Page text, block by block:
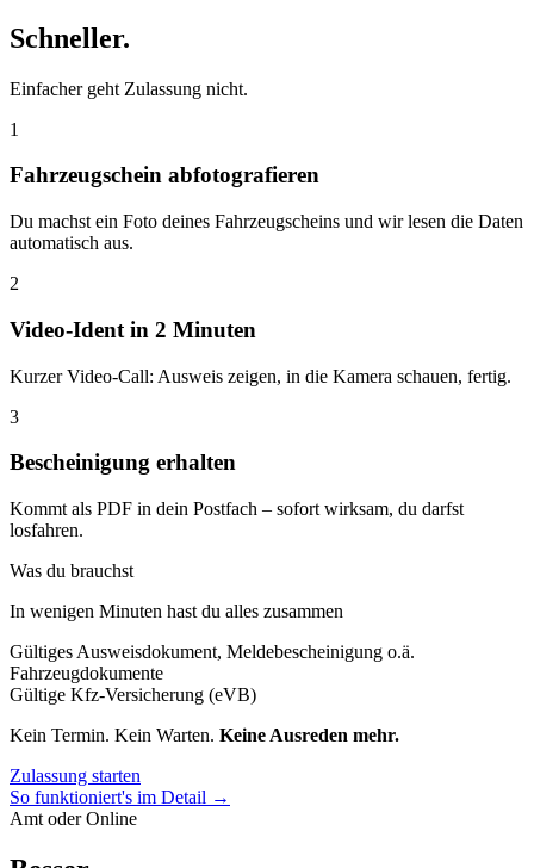
Schneller.
Einfacher geht Zulassung nicht.
1
Fahrzeugschein abfotografieren
Du machst ein Foto deines Fahrzeugscheins und wir lesen die Daten
automatisch aus.
2
Video-Ident in 2 Minuten
Kurzer Video-Call: Ausweis zeigen, in die Kamera schauen, fertig.
3
Bescheinigung erhalten
Kommt als PDF in dein Postfach – sofort wirksam, du darfst
losfahren.
Was du brauchst
In wenigen Minuten hast du alles zusammen
Gültiges Ausweisdokument, Meldebescheinigung o.ä.
Fahrzeugdokumente
Gültige Kfz-Versicherung (eVB)
Kein Termin. Kein Warten. Keine Ausreden mehr.
Zulassung starten
So funktioniert's im Detail →
Amt oder Online